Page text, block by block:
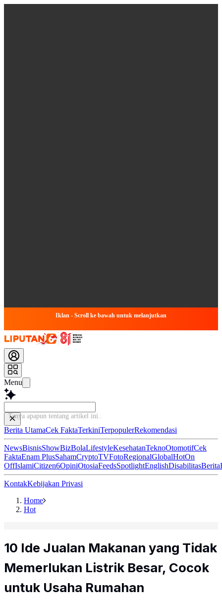
Iklan - Scroll ke bawah untuk melanjutkan
Menu
Tanya a
Berita UtamaCek FaktaTerkiniTerpopulerRekomendasi
NewsBisnisShowBizBolaLifestyleKesehatanTeknoOtomotifCek
FaktaEnam PlusSahamCryptoTVFotoRegionalGlobalHotOn
OffIslamiCitizen6OpiniOtosiaFeedsSpotlightEnglishDisabilitasBerita
KontakKebijakan Privasi
Home
Hot
10 Ide Jualan Makanan yang Tidak
Memerlukan Listrik Besar, Cocok
untuk Usaha Rumahan